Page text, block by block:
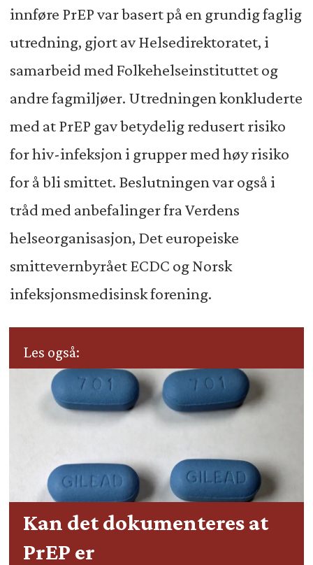
innføre PrEP var basert på en grundig faglig
utredning, gjort av Helsedirektoratet, i
samarbeid med Folkehelseinstituttet og
andre fagmiljøer. Utredningen konkluderte
med at PrEP gav betydelig redusert risiko
for hiv-infeksjon i grupper med høy risiko
for å bli smittet. Beslutningen var også i
tråd med anbefalinger fra Verdens
helseorganisasjon, Det europeiske
smittevernbyrået ECDC og Norsk
infeksjonsmedisinsk forening.
Les også:
Kan det dokumenteres at
PrEP er